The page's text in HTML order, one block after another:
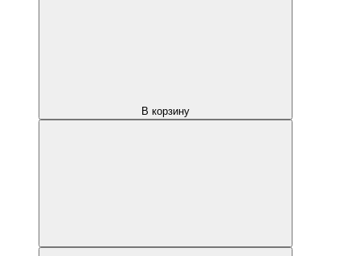
В корзину